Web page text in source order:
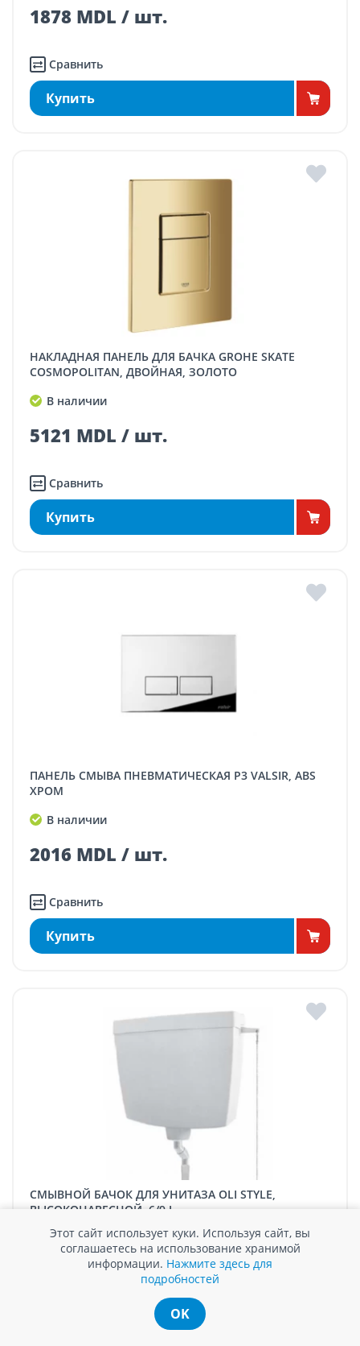
1878 MDL / шт.
Сравнить
Купить
НАКЛАДНАЯ ПАНЕЛЬ ДЛЯ БАЧКА GROHE SKATE
COSMOPOLITAN, ДВОЙНАЯ, ЗОЛОТО
В наличии
5121 MDL / шт.
Сравнить
Купить
ПАНЕЛЬ СМЫВА ПНЕВМАТИЧЕСКАЯ P3 VALSIR, ABS
ХРОМ
В наличии
2016 MDL / шт.
Сравнить
Купить
СМЫВНОЙ БАЧОК ДЛЯ УНИТАЗА OLI STYLE,
ВЫСОКОНАВЕСНОЙ, 6/9 L
В наличии
1591 MDL / шт.
Этот сайт использует куки. Используя сайт, вы
соглашаетесь на использование хранимой
информации. Нажмите здесь для
подробностей
OK